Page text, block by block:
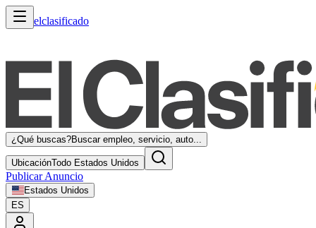
elclasificado
¿Qué buscas?Buscar empleo, servicio, auto...
UbicaciónTodo Estados Unidos
Publicar Anuncio
Estados Unidos
ES